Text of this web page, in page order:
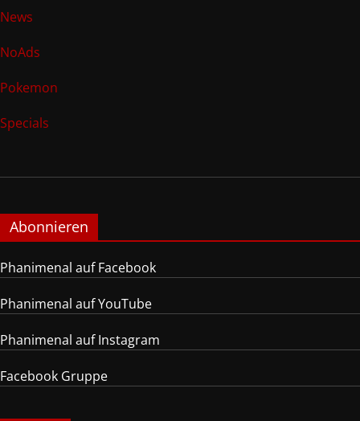
News
NoAds
Pokemon
Specials
Abonnieren
Phanimenal auf Facebook
Phanimenal auf YouTube
Phanimenal auf Instagram
Facebook Gruppe